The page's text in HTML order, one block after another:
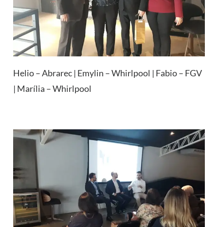
Helio – Abrarec | Emylin – Whirlpool | Fabio – FGV
| Marília – Whirlpool